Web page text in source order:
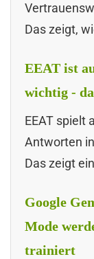
Das zeigt,
EEAT ist
wichtig -
EEAT spielt
Antworten
Das zeigt
Google
Mode
trainiert